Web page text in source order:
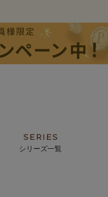
SERIES
シリーズ一覧